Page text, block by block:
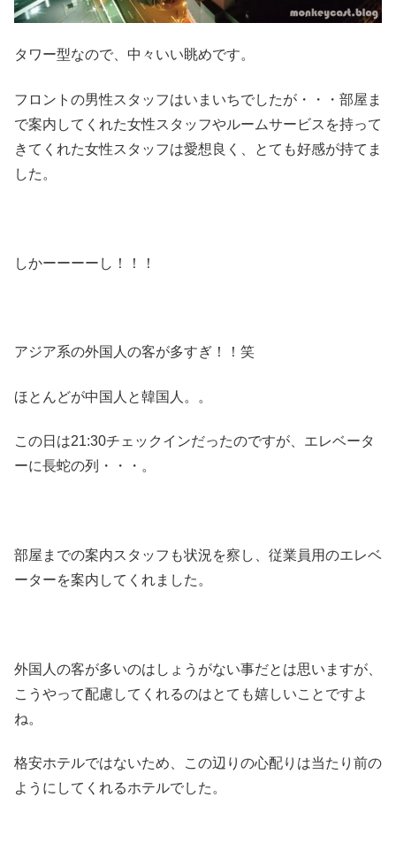
タワー型なので、中々いい眺めです。
フロントの男性スタッフはいまいちでしたが・・・部屋ま
で案内してくれた女性スタッフやルームサービスを持って
きてくれた女性スタッフは愛想良く、とても好感が持てま
した。
しかーーーーし！！！
アジア系の外国人の客が多すぎ！！笑
ほとんどが中国人と韓国人。。
この日は21:30チェックインだったのですが、エレベータ
ーに長蛇の列・・・。
部屋までの案内スタッフも状況を察し、従業員用のエレベ
ーターを案内してくれました。
外国人の客が多いのはしょうがない事だとは思いますが、
こうやって配慮してくれるのはとても嬉しいことですよ
ね。
格安ホテルではないため、この辺りの心配りは当たり前の
ようにしてくれるホテルでした。